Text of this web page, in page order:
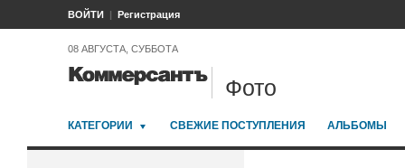
ВОЙТИ Регистрация
08 АВГУСТА, СУББОТА
Фото
КАТЕГОРИИ СВЕЖИЕ ПОСТУПЛЕНИЯ АЛЬБОМЫ